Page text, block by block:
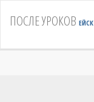
ПОСЛЕ УРОКОВ ЕЙСК